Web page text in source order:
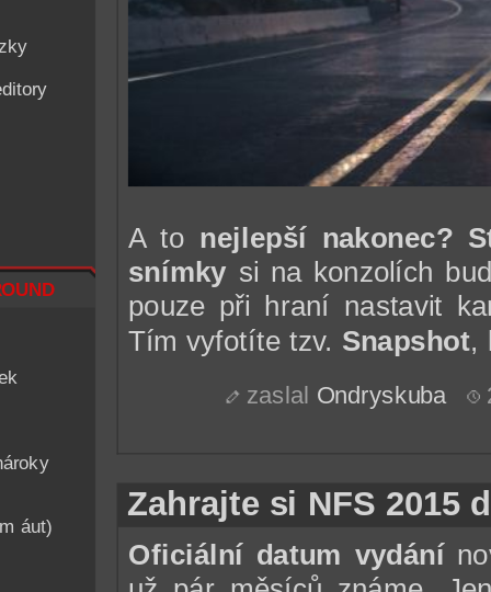
áut)
A to nejlepší nakonec?
snímky si na konzolích
pouze při hraní nastavit
Tím vyfotíte tzv. Snapshot,
zaslal Ondryskuba
Zahrajte si NFS 2015
Oficiální datum vydání